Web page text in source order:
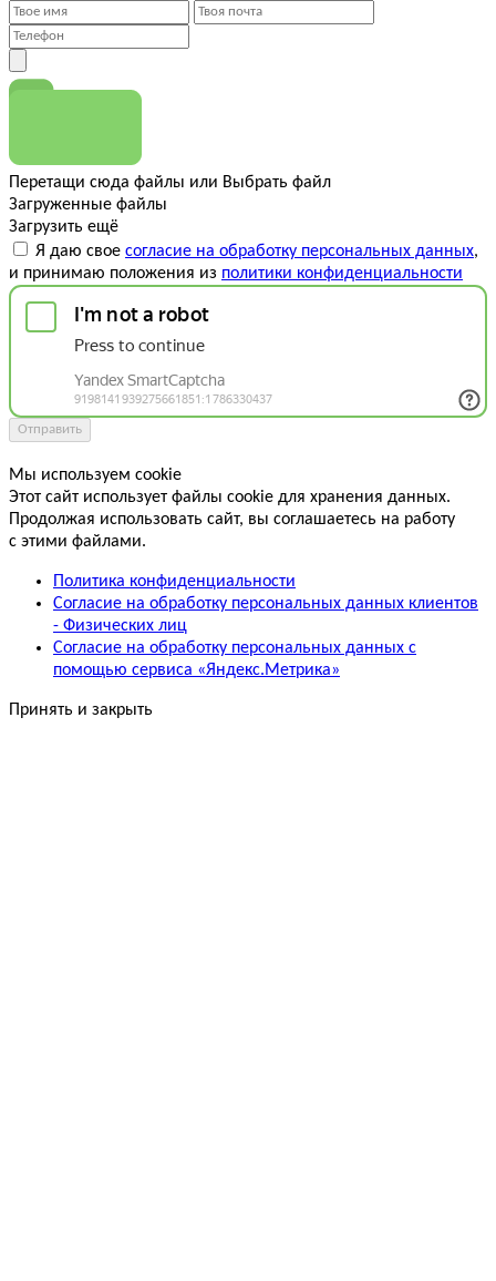
Перетащи сюда файлы или Выбрать файл
Загруженные файлы
Загрузить ещё
Я даю свое согласие на обработку персональных данных,
и принимаю положения из политики конфиденциальности
Отправить
Мы используем cookie
Этот сайт использует файлы cookie для хранения данных.
Продолжая использовать сайт, вы соглашаетесь на работу
с этими файлами.
Политика конфиденциальности
Согласие на обработку персональных данных клиентов
- Физических лиц
Согласие на обработку персональных данных с
помощью сервиса «Яндекс.Метрика»
Принять и закрыть